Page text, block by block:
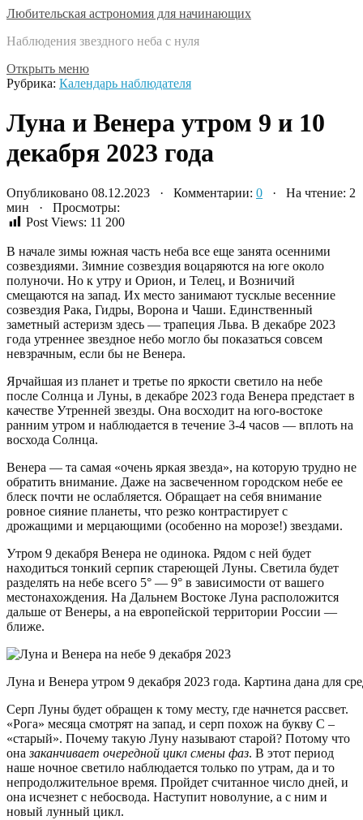
Любительская астрономия для начинающих
Наблюдения звездного неба с нуля
Открыть меню
Рубрика: Календарь наблюдателя
Луна и Венера утром 9 и 10
декабря 2023 года
Опубликовано 08.12.2023 · Комментарии: 0 · На чтение: 2
мин · Просмотры:
Post Views: 11 200
В начале зимы южная часть неба все еще занята осенними
созвездиями. Зимние созвездия воцаряются на юге около
полуночи. Но к утру и Орион, и Телец, и Возничий
смещаются на запад. Их место занимают тусклые весенние
созвездия Рака, Гидры, Ворона и Чаши. Единственный
заметный астеризм здесь — трапеция Льва. В декабре 2023
года утреннее звездное небо могло бы показаться совсем
невзрачным, если бы не Венера.
Ярчайшая из планет и третье по яркости светило на небе
после Солнца и Луны, в декабре 2023 года Венера предстает в
качестве Утренней звезды. Она восходит на юго-востоке
ранним утром и наблюдается в течение 3-4 часов — вплоть на
восхода Солнца.
Венера — та самая «очень яркая звезда», на которую трудно не
обратить внимание. Даже на засвеченном городском небе ее
блеск почти не ослабляется. Обращает на себя внимание
ровное сияние планеты, что резко контрастирует с
дрожащими и мерцающими (особенно на морозе!) звездами.
Утром 9 декабря Венера не одинока. Рядом с ней будет
находиться тонкий серпик стареющей Луны. Светила будет
разделять на небе всего 5° — 9° в зависимости от вашего
местонахождения. На Дальнем Востоке Луна расположится
дальше от Венеры, а на европейской территории России —
ближе.
Луна и Венера утром 9 декабря 2023 года. Картина дана для
Серп Луны будет обращен к тому месту, где начнется рассвет.
«Рога» месяца смотрят на запад, и серп похож на букву С –
«старый». Почему такую Луну называют старой? Потому что
она заканчивает очередной цикл смены фаз. В этот период
наше ночное светило наблюдается только по утрам, да и то
непродолжительное время. Пройдет считанное число дней, и
она исчезнет с небосвода. Наступит новолуние, а с ним и
новый лунный цикл.